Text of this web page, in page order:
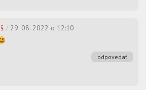
/ 29. 08. 2022 o 12:10
odpovedať